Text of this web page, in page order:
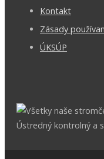
Kontakt
Zásady
ÚKSÚP